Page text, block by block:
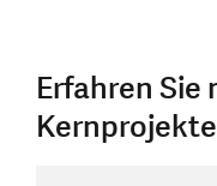
Erfahren Sie
Kernprojekte